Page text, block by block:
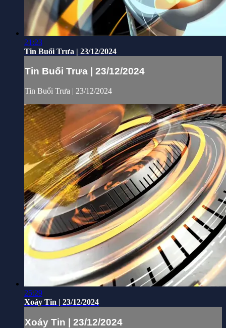
21:23
Tin Buổi Trưa | 23/12/2024
Tin Buổi Trưa | 23/12/2024
Tin Buổi Trưa | 23/12/2024
25:29
Xoáy Tin | 23/12/2024
Xoáy Tin | 23/12/2024